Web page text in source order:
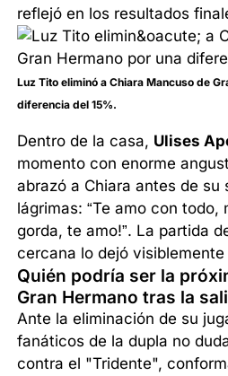
reflejó en los resultados
Luz Tito eliminó a Chiara Mancuso de
diferencia del 15%.
Dentro de la casa, Ulises
momento con enorme
abrazó a Chiara antes de su
lágrimas: “Te amo con todo,
gorda, te amo!”. La partida
cercana lo dejó
Quién podría ser la
Gran Hermano tras la
Ante la eliminación de su
fanáticos de la dupla no
contra el "Tridente",